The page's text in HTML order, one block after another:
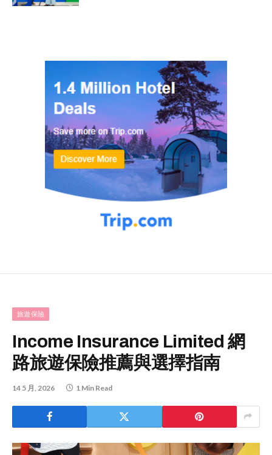
旅遊保險
Income Insurance Limited 網
路旅遊保險推薦與選擇指南
14 5 月, 2026 1 Min Read